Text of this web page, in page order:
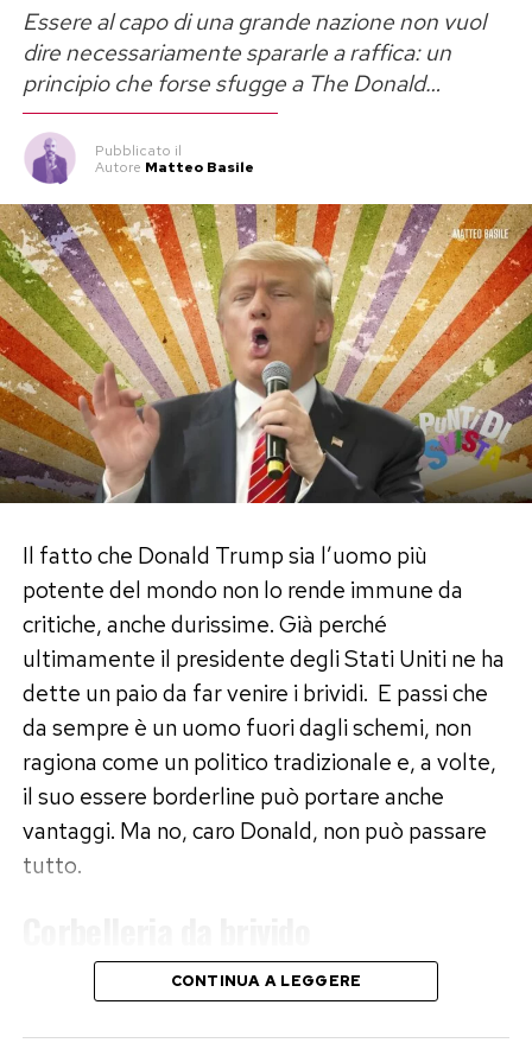
Essere al capo di una grande nazione non vuol
dire necessariamente spararle a raffica: un
principio che forse sfugge a The Donald…
Pubblicato il
Autore Matteo Basile
Il fatto che Donald Trump sia l’uomo più
potente del mondo non lo rende immune da
critiche, anche durissime. Già perché
ultimamente il presidente degli Stati Uniti ne ha
dette un paio da far venire i brividi. E passi che
da sempre è un uomo fuori dagli schemi, non
ragiona come un politico tradizionale e, a volte,
il suo essere borderline può portare anche
vantaggi. Ma no, caro Donald, non può passare
tutto.
CONTINUA A LEGGERE